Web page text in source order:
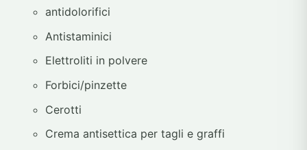
antidolorifici
Antistaminici
Elettroliti in polvere
Forbici/pinzette
Cerotti
Crema antisettica per tagli e graffi